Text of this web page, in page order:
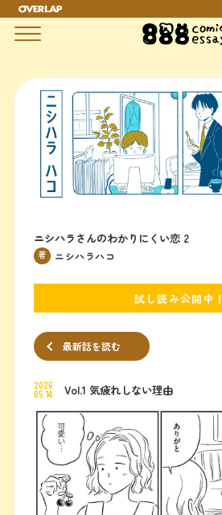
ニシハラさんのわかりにくい恋 2
著 ニシハラハコ
試し読み公開中！
最新話を読む
2026
05.14 Vol.1 気疲れしない理由